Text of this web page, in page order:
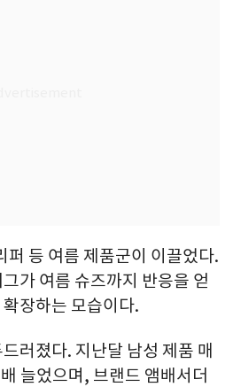
퍼 등 여름 제품군이 이끌었다.
가 여름 슈즈까지 반응을 얻
장하는 모습이다.
러졌다. 지난달 남성 제품 매
늘었으며, 브랜드 앰배서더